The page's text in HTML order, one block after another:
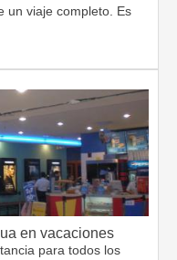
un viaje completo. Es
en vacaciones
para todos los